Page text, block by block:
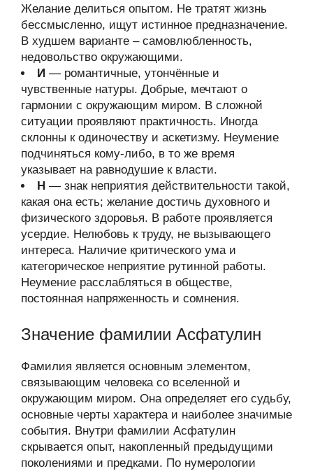
Желание делиться опытом. Не тратят жизнь
бессмысленно, ищут истинное предназначение.
В худшем варианте – самовлюбленность,
недовольство окружающими.
И — романтичные, утончённые и
чувственные натуры. Добрые, мечтают о
гармонии с окружающим миром. В сложной
ситуации проявляют практичность. Иногда
склонны к одиночеству и аскетизму. Неумение
подчиняться кому-либо, в то же время
указывает на равнодушие к власти.
Н — знак неприятия действительности такой,
какая она есть; желание достичь духовного и
физического здоровья. В работе проявляется
усердие. Нелюбовь к труду, не вызывающего
интереса. Наличие критического ума и
категорическое неприятие рутинной работы.
Неумение расслабляться в обществе,
постоянная напряженность и сомнения.
Значение фамилии Асфатулин
Фамилия является основным элементом,
связывающим человека со вселенной и
окружающим миром. Она определяет его судьбу,
основные черты характера и наиболее значимые
события. Внутри фамилии Асфатулин
скрывается опыт, накопленный предыдущими
поколениями и предками. По нумерологии